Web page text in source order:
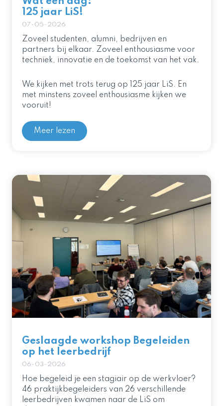
125 jaar LiS!
07-05-2026
Zoveel studenten, alumni, bedrijven en
partners bij elkaar. Zoveel enthousiasme voor
techniek, innovatie en de toekomst van het vak.
We kijken met trots terug op 125 jaar LiS. En
met minstens zoveel enthousiasme kijken we
vooruit!
Meer lezen
Geslaagde workshop Begeleiden
op het leerbedrijf
06-03-2026
Hoe begeleid je een stagiair op de werkvloer?
46 praktijkbegeleiders van 26 verschillende
leerbedrijven kwamen naar de LiS om